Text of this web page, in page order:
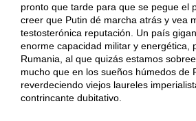
pronto que tarde para que se pegue el
creer que Putin dé marcha atrás y vea
testosterónica reputación. Un país
enorme capacidad militar y energética,
Rumania, al que quizás estamos
mucho que en los sueños húmedos de
reverdeciendo viejos laureles
contrincante dubitativo.